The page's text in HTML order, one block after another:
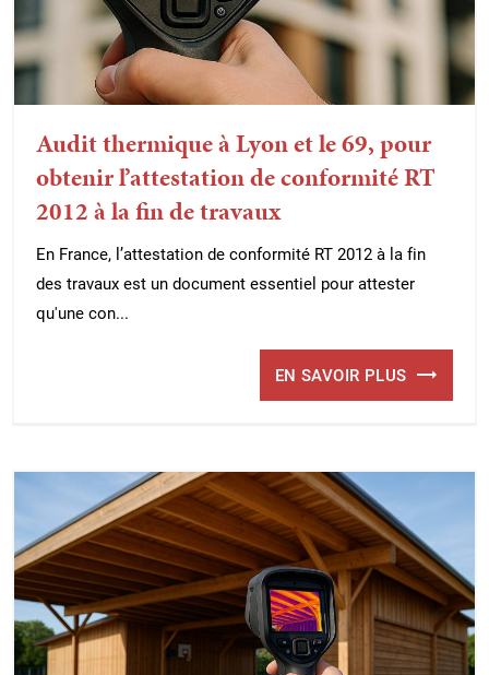
Audit thermique à Lyon et le 69, pour
obtenir l’attestation de conformité RT
2012 à la fin de travaux
En France, l’attestation de conformité RT 2012 à la fin
des travaux est un document essentiel pour attester
qu'une con...
EN SAVOIR PLUS